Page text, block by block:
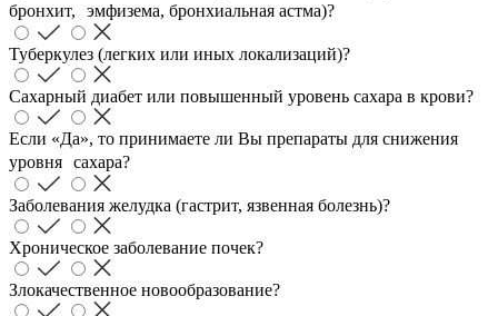
бронхит, эмфизема, бронхиальная астма)?
Туберкулез (легких или иных локализаций)?
Сахарный диабет или повышенный уровень сахара в крови?
Если «Да», то принимаете ли Вы препараты для снижения
уровня сахара?
Заболевания желудка (гастрит, язвенная болезнь)?
Хроническое заболевание почек?
Злокачественное новообразование?